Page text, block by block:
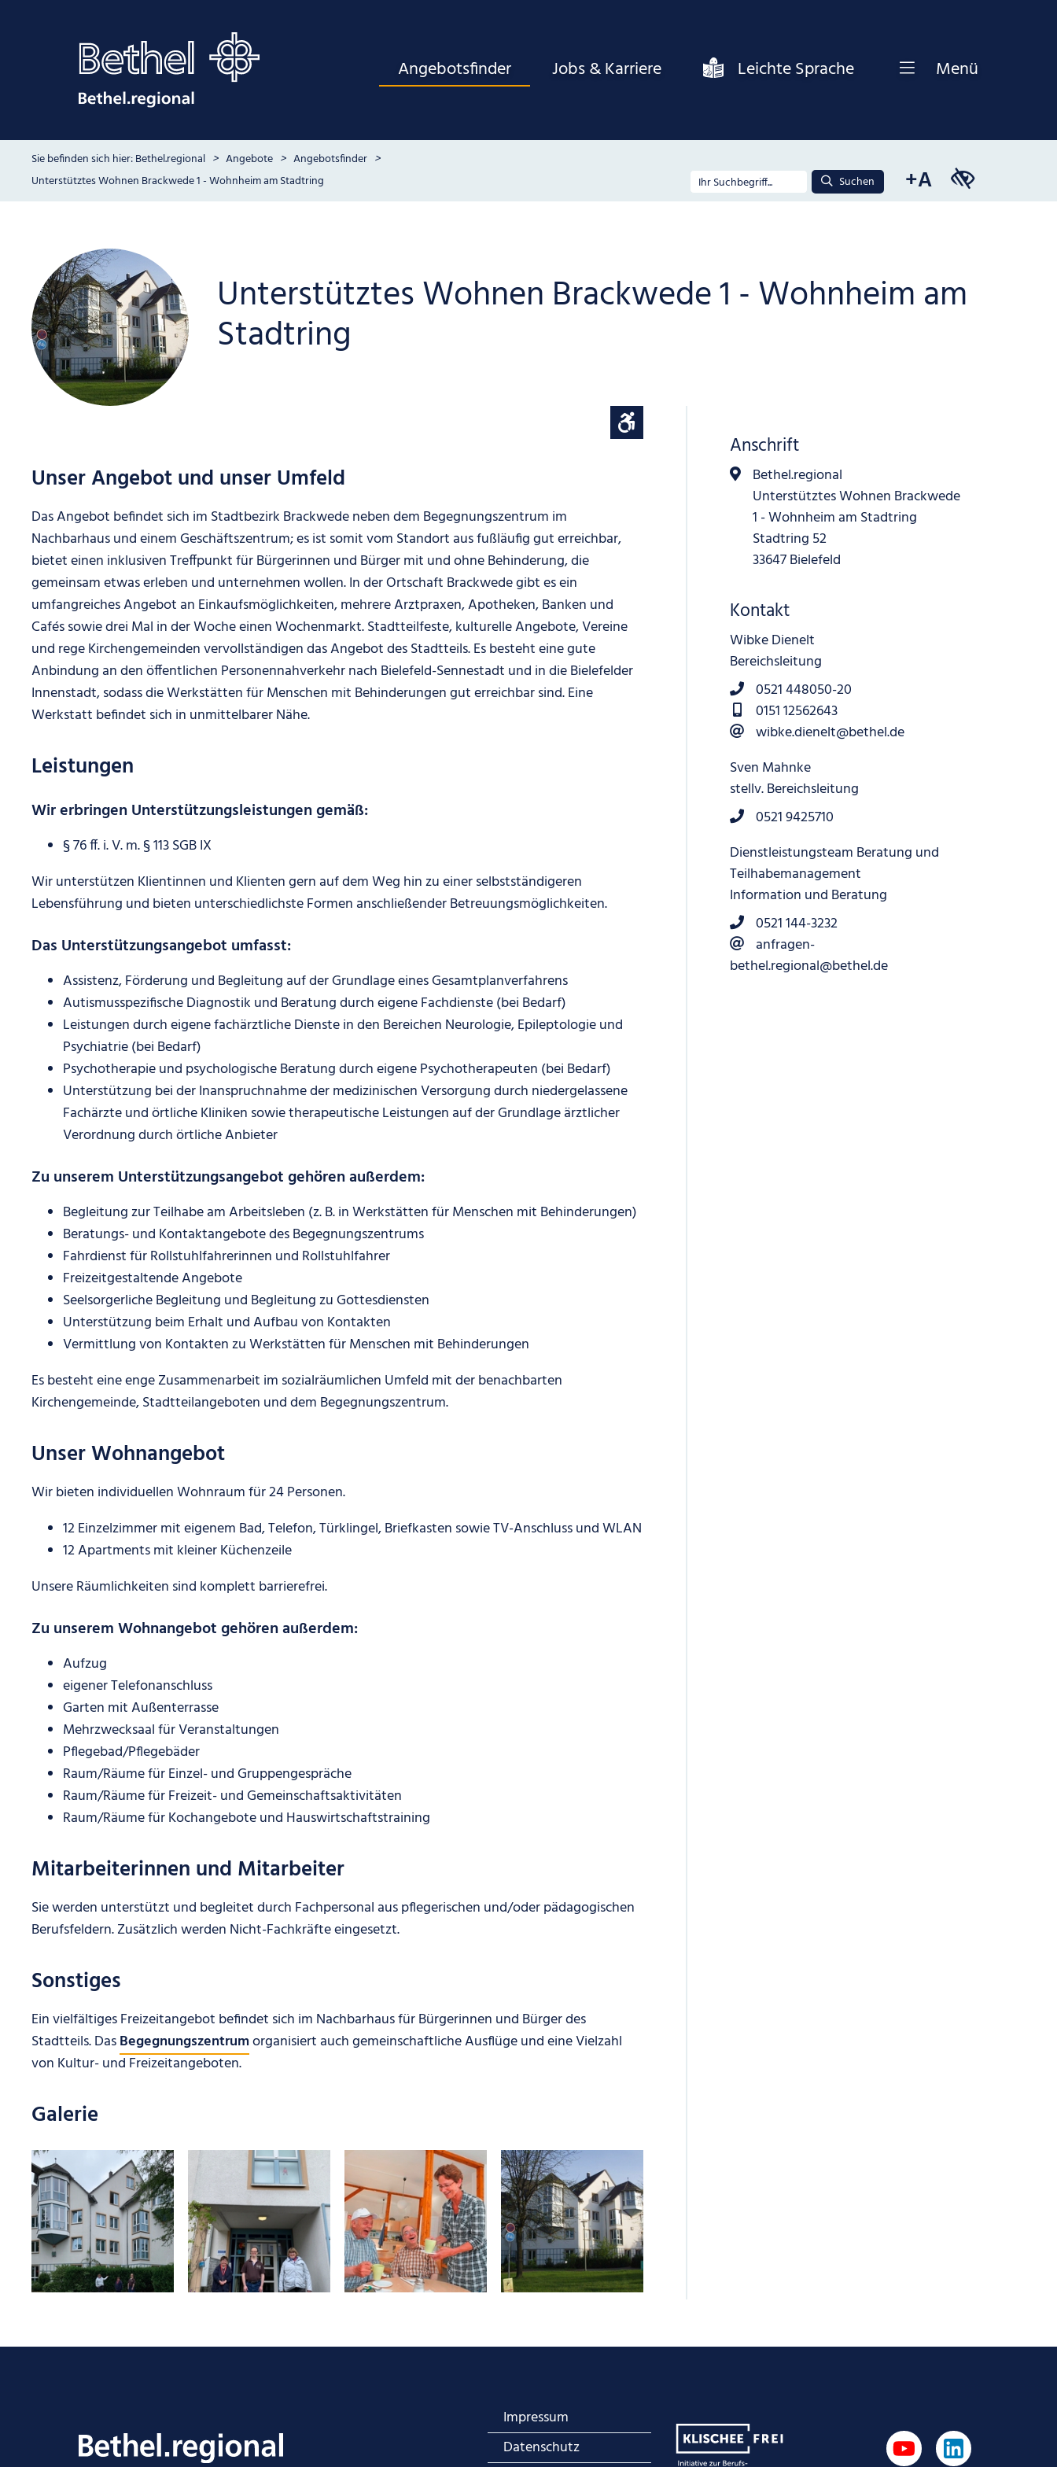
Angebotsfinder Jobs & Karriere Leichte Sprache Menü
Bethel.regional Angebote
Angebotsfinder
Unterstütztes Wohnen Brackwede 1 - Wohnheim am Stadtring
Suchen +A
Unterstütztes Wohnen Brackwede 1 - Wohnheim am
Stadtring
Unser Angebot und unser Umfeld
Das Angebot befindet sich im Stadtbezirk Brackwede neben dem Begegnungszentrum im
Nachbarhaus und einem Geschäftszentrum; es ist somit vom Standort aus fußläufig gut erreichbar,
bietet einen inklusiven Treffpunkt für Bürgerinnen und Bürger mit und ohne Behinderung, die
gemeinsam etwas erleben und unternehmen wollen. In der Ortschaft Brackwede gibt es ein
umfangreiches Angebot an Einkaufsmöglichkeiten, mehrere Arztpraxen, Apotheken, Banken und
Cafés sowie drei Mal in der Woche einen Wochenmarkt. Stadtteilfeste, kulturelle Angebote, Vereine
und rege Kirchengemeinden vervollständigen das Angebot des Stadtteils. Es besteht eine gute
Anbindung an den öffentlichen Personennahverkehr nach Bielefeld-Sennestadt und in die Bielefelder
Innenstadt, sodass die Werkstätten für Menschen mit Behinderungen gut erreichbar sind. Eine
Werkstatt befindet sich in unmittelbarer Nähe.
Leistungen
Wir erbringen Unterstützungsleistungen gemäß:
§ 76 ff. i. V. m. § 113 SGB IX
Wir unterstützen Klientinnen und Klienten gern auf dem Weg hin zu einer selbstständigeren
Lebensführung und bieten unterschiedlichste Formen anschließender Betreuungsmöglichkeiten.
Das Unterstützungsangebot umfasst:
Assistenz, Förderung und Begleitung auf der Grundlage eines Gesamtplanverfahrens
Autismusspezifische Diagnostik und Beratung durch eigene Fachdienste (bei Bedarf)
Leistungen durch eigene fachärztliche Dienste in den Bereichen Neurologie, Epileptologie und
Psychiatrie (bei Bedarf)
Psychotherapie und psychologische Beratung durch eigene Psychotherapeuten (bei Bedarf)
Unterstützung bei der Inanspruchnahme der medizinischen Versorgung durch niedergelassene
Fachärzte und örtliche Kliniken sowie therapeutische Leistungen auf der Grundlage ärztlicher
Verordnung durch örtliche Anbieter
Zu unserem Unterstützungsangebot gehören außerdem:
Begleitung zur Teilhabe am Arbeitsleben (z. B. in Werkstätten für Menschen mit Behinderungen)
Beratungs- und Kontaktangebote des Begegnungszentrums
Fahrdienst für Rollstuhlfahrerinnen und Rollstuhlfahrer
Freizeitgestaltende Angebote
Seelsorgerliche Begleitung und Begleitung zu Gottesdiensten
Unterstützung beim Erhalt und Aufbau von Kontakten
Vermittlung von Kontakten zu Werkstätten für Menschen mit Behinderungen
Es besteht eine enge Zusammenarbeit im sozialräumlichen Umfeld mit der benachbarten
Kirchengemeinde, Stadtteilangeboten und dem Begegnungszentrum.
Unser Wohnangebot
Wir bieten individuellen Wohnraum für 24 Personen.
12 Einzelzimmer mit eigenem Bad, Telefon, Türklingel, Briefkasten sowie TV-Anschluss und WLAN
12 Apartments mit kleiner Küchenzeile
Unsere Räumlichkeiten sind komplett barrierefrei.
Zu unserem Wohnangebot gehören außerdem:
Aufzug
eigener Telefonanschluss
Garten mit Außenterrasse
Mehrzwecksaal für Veranstaltungen
Pflegebad/Pflegebäder
Raum/Räume für Einzel- und Gruppengespräche
Raum/Räume für Freizeit- und Gemeinschaftsaktivitäten
Raum/Räume für Kochangebote und Hauswirtschaftstraining
Mitarbeiterinnen und Mitarbeiter
Sie werden unterstützt und begleitet durch Fachpersonal aus pflegerischen und/oder pädagogischen
Berufsfeldern. Zusätzlich werden Nicht-Fachkräfte eingesetzt.
Sonstiges
Ein vielfältiges Freizeitangebot befindet sich im Nachbarhaus für Bürgerinnen und Bürger des
Stadtteils. DasBegegnungszentrumorganisiert auch gemeinschaftliche Ausflüge und eine Vielzahl
von Kultur- und Freizeitangeboten.
Galerie
Anschrift
Bethel.regional
Unterstütztes Wohnen Brackwede
1 - Wohnheim am Stadtring
Stadtring 52
33647 Bielefeld
Kontakt
Wibke Dienelt
Bereichsleitung
0521 448050-20
0151 12562643
wibke.dienelt@bethel.de
Sven Mahnke
stellv. Bereichsleitung
0521 9425710
Dienstleistungsteam Beratung und
Teilhabemanagement
Information und Beratung
0521 144-3232
anfragen-
bethel.regional@bethel.de
Impressum
Datenschutz